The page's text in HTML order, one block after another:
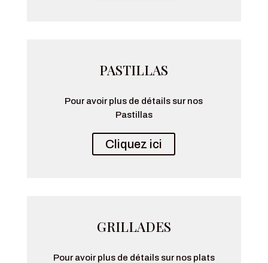
PASTILLAS
Pour avoir plus de détails sur nos
Pastillas
Cliquez ici
GRILLADES
Pour avoir plus de détails sur nos plats